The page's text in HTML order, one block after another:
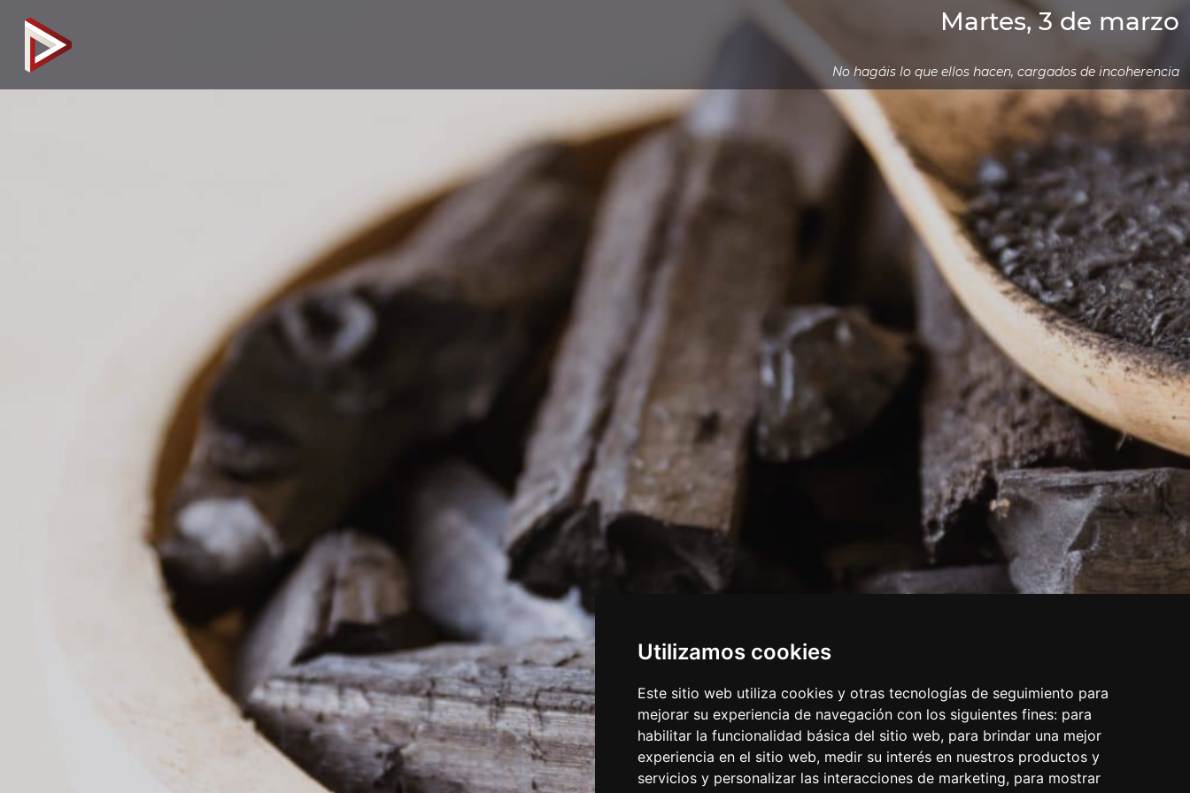
Utilizamos cookies
Este sitio web utiliza cookies y otras tecnologías de seguimiento para
mejorar su experiencia de navegación con los siguientes fines: para
habilitar la funcionalidad básica del sitio web, para brindar una mejor
experiencia en el sitio web, medir su interés en nuestros productos y
servicios y personalizar las interacciones de marketing, para mostrar
Martes, 3 de marzo
No hagáis lo que ellos hacen, cargados de incoherencia